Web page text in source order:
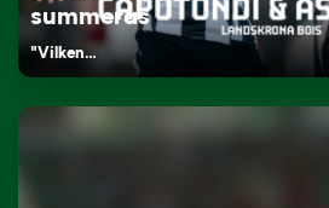
summeras
"Vilken…